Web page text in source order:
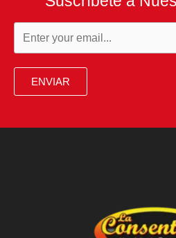
ENVIAR